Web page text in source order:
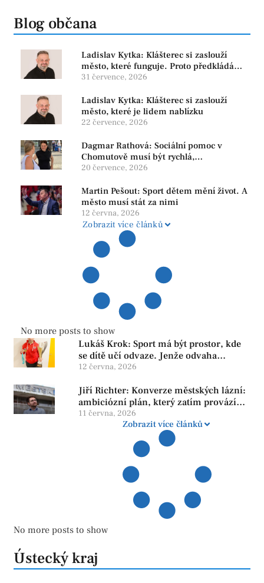
Blog občana
Ladislav Kytka: Klášterec si zaslouží
město, které funguje. Proto předkládáme
program, který řeší skutečné problémy
31 července, 2026
Ladislav Kytka: Klášterec si zaslouží
město, které je lidem nablízku
22 července, 2026
Dagmar Rathová: Sociální pomoc v
Chomutově musí být rychlá,
srozumitelná a férová. Ne udržovat lidi v
20 července, 2026
Martin Pešout: Sport dětem mění život. A
město musí stát za nimi
12 června, 2026
Zobrazit více článků
No more posts to show
Lukáš Krok: Sport má být prostor, kde
se dítě učí odvaze. Jenže odvaha
neroste tam, kde se bojí udělat chybu.
12 června, 2026
Jiří Richter: Konverze městských lázní:
ambiciózní plán, který zatím provází
více otazníků než jistot
11 června, 2026
Zobrazit více článků
No more posts to show
Ústecký kraj